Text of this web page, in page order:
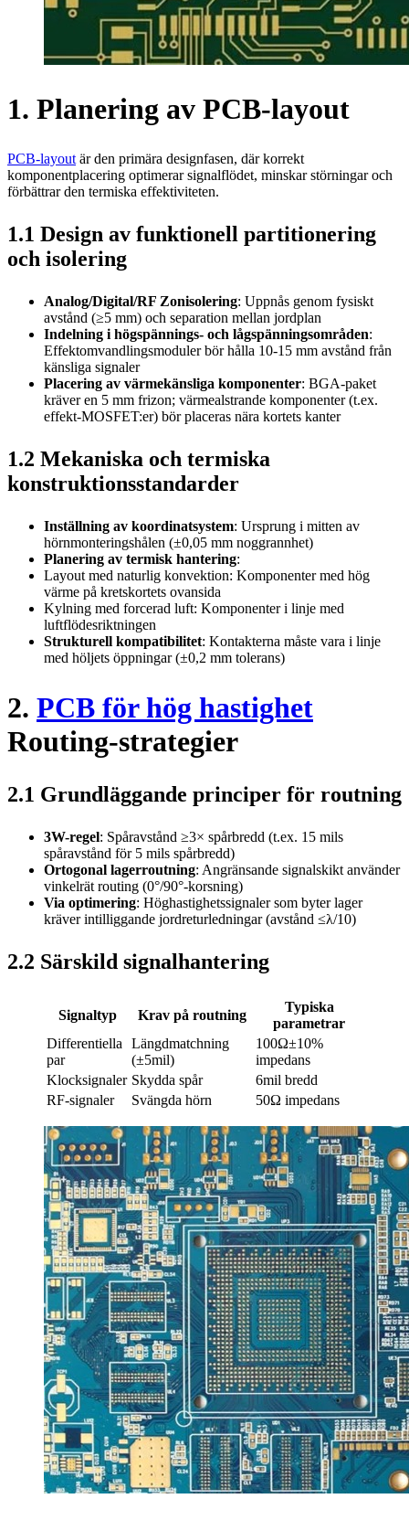
1. Planering av PCB-layout
PCB-layout är den primära designfasen, där korrekt
komponentplacering optimerar signalflödet, minskar störningar och
förbättrar den termiska effektiviteten.
1.1 Design av funktionell partitionering
och isolering
Analog/Digital/RF Zonisolering: Uppnås genom fysiskt
avstånd (≥5 mm) och separation mellan jordplan
Indelning i högspännings- och lågspänningsområden:
Effektomvandlingsmoduler bör hålla 10-15 mm avstånd från
känsliga signaler
Placering av värmekänsliga komponenter: BGA-paket
kräver en 5 mm frizon; värmealstrande komponenter (t.ex.
effekt-MOSFET:er) bör placeras nära kortets kanter
1.2 Mekaniska och termiska
konstruktionsstandarder
Inställning av koordinatsystem: Ursprung i mitten av
hörnmonteringshålen (±0,05 mm noggrannhet)
Planering av termisk hantering:
Layout med naturlig konvektion: Komponenter med hög
värme på kretskortets ovansida
Kylning med forcerad luft: Komponenter i linje med
luftflödesriktningen
Strukturell kompatibilitet: Kontakterna måste vara i linje
med höljets öppningar (±0,2 mm tolerans)
2. PCB för hög hastighet
Routing-strategier
2.1 Grundläggande principer för routning
3W-regel: Spåravstånd ≥3× spårbredd (t.ex. 15 mils
spåravstånd för 5 mils spårbredd)
Ortogonal lagerroutning: Angränsande signalskikt använder
vinkelrät routing (0°/90°-korsning)
Via optimering: Höghastighetssignaler som byter lager
kräver intilliggande jordreturledningar (avstånd ≤λ/10)
2.2 Särskild signalhantering
Signaltyp Krav på routning
Typiska
parametrar
Differentiella
par
Längdmatchning
(±5mil)
100Ω±10%
impedans
Klocksignaler Skydda spår
6mil bredd
RF-signaler
Svängda hörn 50Ω impedans